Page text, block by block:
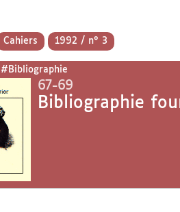
Cahiers 1992 / n° 3
#Bibliographie
67-69
Bibliographie